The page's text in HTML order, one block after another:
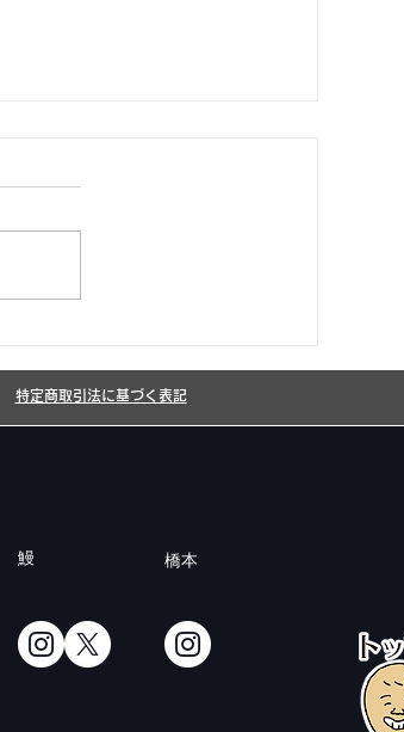
しました!
特定商取引法に基づく表記
鰻 橋本